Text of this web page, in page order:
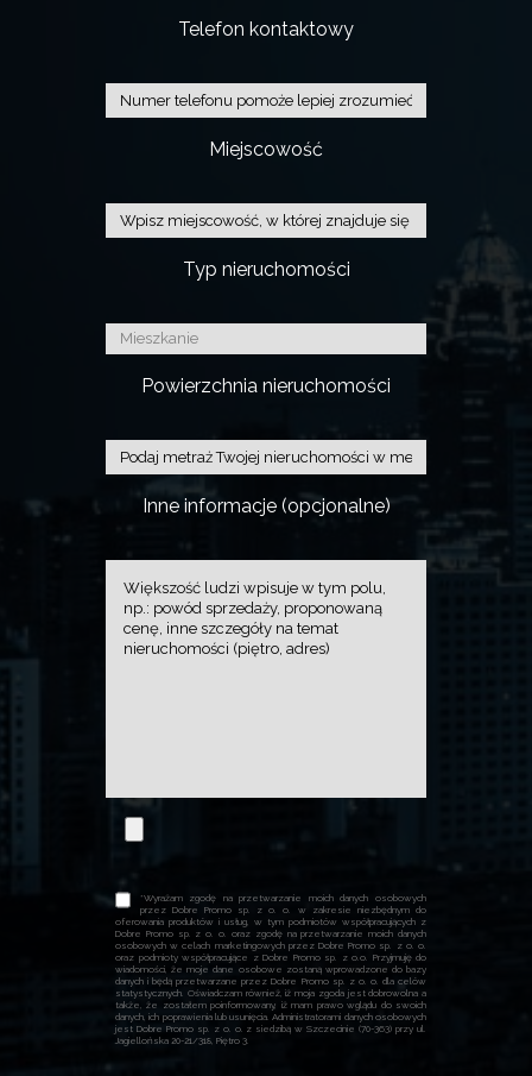
Telefon kontaktowy
Miejscowość
Typ nieruchomości
Powierzchnia nieruchomości
Inne informacje (opcjonalne)
*Wyrażam zgodę na przetwarzanie moich danych osobowych
przez Dobre Promo sp. z o. o. w zakresie niezbędnym do
oferowania produktów i usług, w tym podmiotów współpracujących z
Dobre Promo sp. z o. o. oraz zgodę na przetwarzanie moich danych
osobowych w celach marketingowych przez Dobre Promo sp. z o. o.
oraz podmioty współpracujące z Dobre Promo sp. z o.o. Przyjmuję do
wiadomości, że moje dane osobowe zostaną wprowadzone do bazy
danych i będą przetwarzane przez Dobre Promo sp. z o. o. dla celów
statystycznych. Oświadczam również, iż moja zgoda jest dobrowolna a
także, że zostałem poinformowany, iż mam prawo wglądu do swoich
danych, ich poprawienia lub usunięcia. Administratorami danych osobowych
jest Dobre Promo sp. z o. o. z siedzibą w Szczecinie (70-363) przy ul.
Jagiellońska 20-21/318, Piętro 3.